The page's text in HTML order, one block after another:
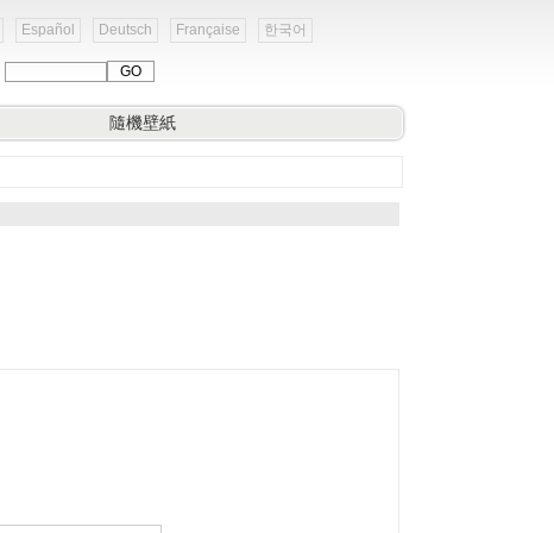
Español Deutsch Française 한국어
隨機壁紙